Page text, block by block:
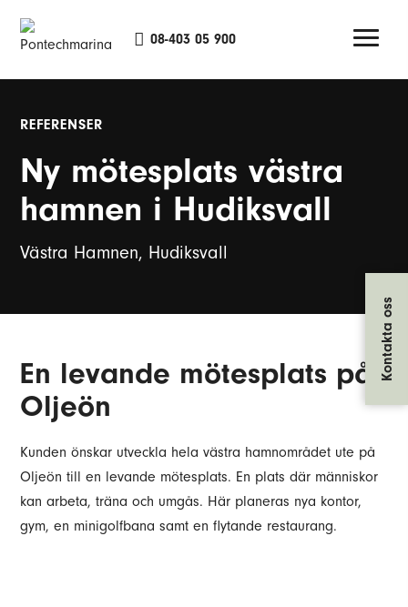
08-403 05 900
REFERENSER
Ny mötesplats västra
hamnen i Hudiksvall
Västra Hamnen, Hudiksvall
En levande mötesplats på
Oljeön
Kunden önskar utveckla hela västra hamnområdet ute på
Oljeön till en levande mötesplats. En plats där människor
kan arbeta, träna och umgås. Här planeras nya kontor,
gym, en minigolfbana samt en flytande restaurang.
Kontakta oss